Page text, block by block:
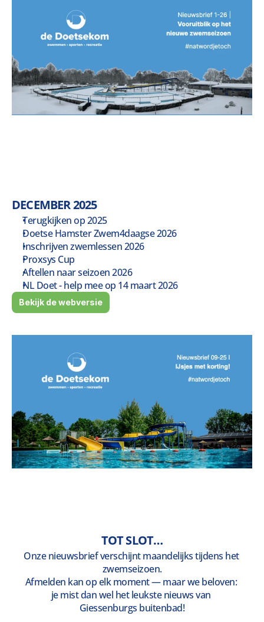
DECEMBER 2025
Terugkijken op 2025
Doetse Hamster Zwem4daagse 2026
Inschrijven zwemlessen 2026
Proxsys Cup
Aftellen naar seizoen 2026
NL Doet - help mee op 14 maart 2026
Bekijk de webversie
TOT SLOT…
Onze nieuwsbrief verschijnt maandelijks tijdens het
zwemseizoen.
Afmelden kan op elk moment — maar we beloven:
je mist dan wel het leukste nieuws van
Giessenburgs buitenbad!